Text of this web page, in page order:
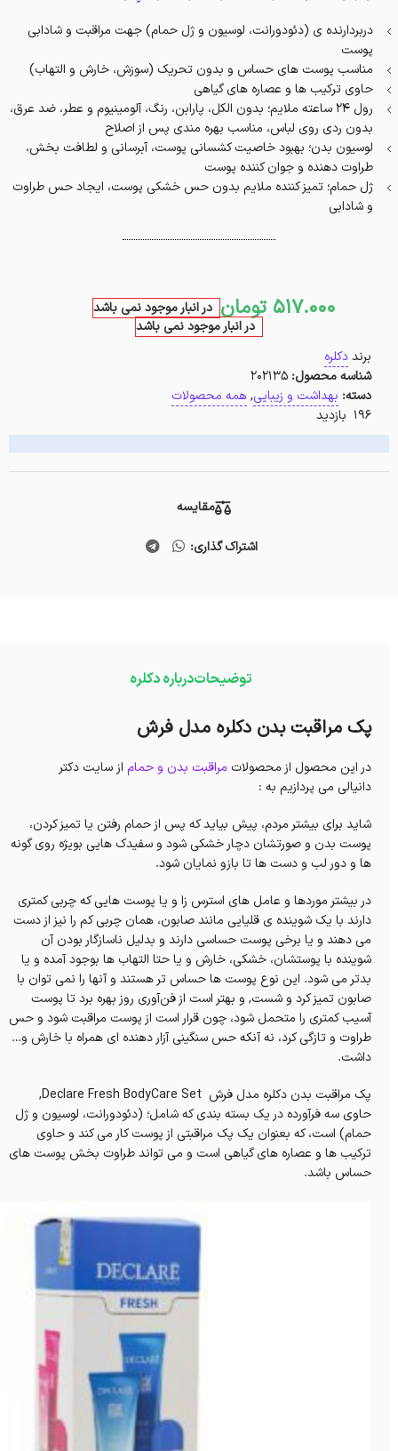
دربردارنده ی (دئودورانت، لوسیون و ژل حمام) جهت مراقبت و شادابی
پوست
مناسب پوست های حساس و بدون تحریک (سوزش، خارش و التهاب)
حاوی ترکیب ها و عصاره های گیاهی
رول ۲۴ ساعته ملایم؛ بدون الکل، پارابن، رنگ، آلومینیوم و عطر، ضد عرق،
بدون ردی روی لباس، مناسب بهره مندی پس از اصلاح
لوسیون بدن؛ بهبود خاصیت کشسانی پوست، آبرسانی و لطافت بخش،
طراوت دهنده و جوان کننده پوست
ژل حمام؛ تمیز کننده ملایم بدون حس خشکی پوست، ایجاد حس طراوت
و شادابی
517.000 تومان در انبار موجود نمی باشد
در انبار موجود نمی باشد
برنددکلره
شناسه محصول: 202135
دسته: بهداشت و زیبایی,همه محصولات
196 بازدید
مقایسه
اشتراک گذاری:
توضیحاتدرباره دکلره
پک مراقبت بدن دکلره مدل فرش
در این محصول از محصولات مراقبت بدن و حمام از سایت دکتر
دانیالی می پردازیم به :
شاید برای بیشتر مردم، پیش بیاید که پس از حمام رفتن یا تمیز کردن،
پوست بدن و صورتشان دچار خشکی شود و سفیدک هایی بویژه روی گونه
ها و دور لب و دست ها تا بازو نمایان شود.
در بیشتر موردها و عامل های استرس زا و یا پوست هایی که چربی کمتری
دارند با یک شوینده ی قلیایی مانند صابون، همان چربی کم را نیز از دست
می دهند و یا برخی پوست حساسی دارند و بدلیل ناسازگار بودن آن
شوینده با پوستشان، خشکی، خارش و یا حتا التهاب ها بوجود آمده و یا
بدتر می شود. این نوع پوست ها حساس تر هستند و آنها را نمی توان با
صابون تمیز کرد و شست, و بهتر است از فن‌آوری روز بهره برد تا پوست
آسیب کمتری را متحمل شود، چون قرار است از پوست مراقبت شود و حس
طراوت و تازگی کرد، نه آنکه حس سنگینی آزار دهنده ای همراه با خارش و…
داشت.
پک مراقبت بدن دکلره مدل فرش Declare Fresh BodyCare Set,
حاوی سه فرآورده در یک بسته بندی که شامل؛ (دئودورانت، لوسیون و ژل
حمام) است، که بعنوان یک پک مراقبتی از پوست کار می‌ کند و حاوی
ترکیب ها و عصاره های گیاهی است و می تواند طراوت بخش پوست های
حساس باشد.